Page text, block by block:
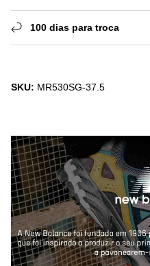
100 dias para troca
SKU: MR530SG-37.5